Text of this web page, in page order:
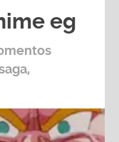
eg